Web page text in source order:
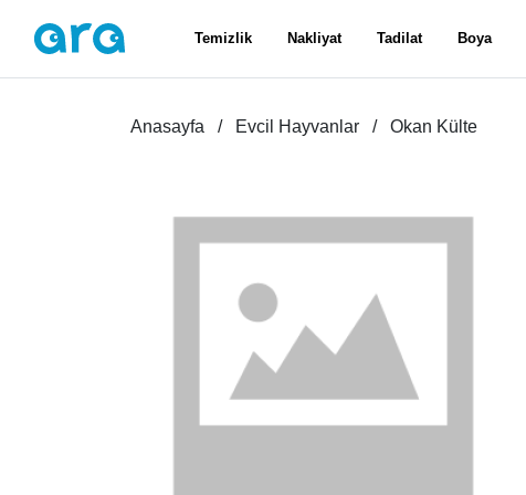
Temizlik Nakliyat Tadilat Boya
Anasayfa Evcil Hayvanlar Okan Külte